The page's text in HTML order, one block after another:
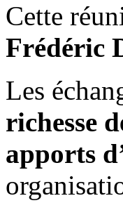
Cette
Frédéric
Les
richesse
apports